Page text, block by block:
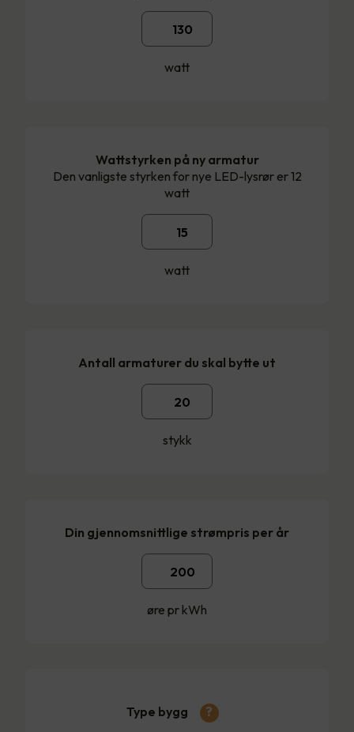
watt
Wattstyrken på ny armatur
Den vanligste styrken for nye LED-lysrør er 12
watt
watt
Antall armaturer du skal bytte ut
stykk
Din gjennomsnittlige strømpris per år
øre pr kWh
Type bygg ?